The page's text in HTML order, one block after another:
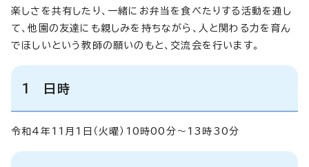
楽しさを共有したり、一緒にお弁当を食べたりする活動を通し
て、他園の友達にも親しみを持ちながら、人と関わる力を育ん
でほしいという教師の願いのもと、交流会を行います。
1 日時
令和4年11月1日（火曜）10時00分～13時30分